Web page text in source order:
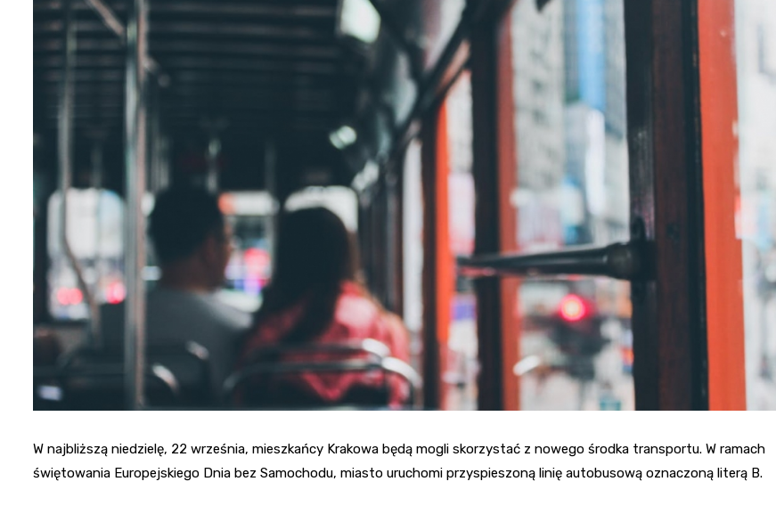
W najbliższą niedzielę, 22 września, mieszkańcy Krakowa będą mogli skorzystać z nowego środka transportu. W ramach
świętowania Europejskiego Dnia bez Samochodu, miasto uruchomi przyspieszoną linię autobusową oznaczoną literą B.